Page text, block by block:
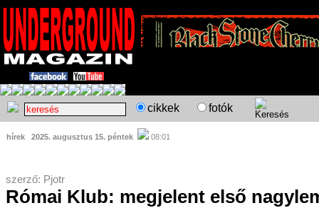
cikkek fotók
hírek 2025. augusztus 15. péntek 08:01
szerző: Pjotr
Római Klub: megjelent első